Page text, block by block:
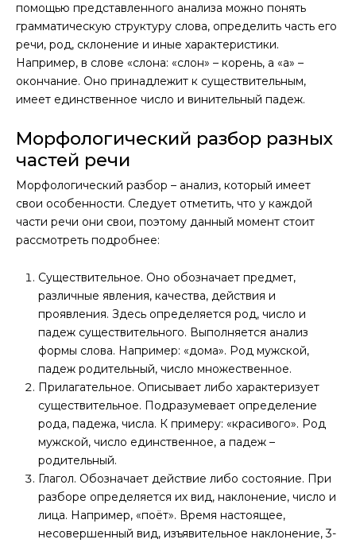
помощью представленного анализа можно понять
грамматическую структуру слова, определить часть его
речи, род, склонение и иные характеристики.
Например, в слове «слона: «слон» – корень, а «а» –
окончание. Оно принадлежит к существительным,
имеет единственное число и винительный падеж.
Морфологический разбор разных
частей речи
Морфологический разбор – анализ, который имеет
свои особенности. Следует отметить, что у каждой
части речи они свои, поэтому данный момент стоит
рассмотреть подробнее:
Существительное. Оно обозначает предмет,
различные явления, качества, действия и
проявления. Здесь определяется род, число и
падеж существительного. Выполняется анализ
формы слова. Например: «дома». Род мужской,
падеж родительный, число множественное.
Прилагательное. Описывает либо характеризует
существительное. Подразумевает определение
рода, падежа, числа. К примеру: «красивого». Род
мужской, число единственное, а падеж –
родительный.
Глагол. Обозначает действие либо состояние. При
разборе определяется их вид, наклонение, число и
лица. Например, «поёт». Время настоящее,
несовершенный вид, изъявительное наклонение, 3-